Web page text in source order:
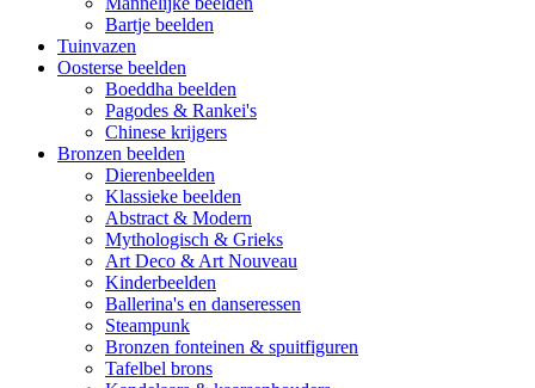
Bartje beelden
Tuinvazen
Oosterse beelden
Boeddha beelden
Pagodes & Rankei's
Chinese krijgers
Bronzen beelden
Dierenbeelden
Klassieke beelden
Abstract & Modern
Mythologisch & Grieks
Art Deco & Art Nouveau
Kinderbeelden
Ballerina's en danseressen
Steampunk
Bronzen fonteinen & spuitfiguren
Tafelbel brons